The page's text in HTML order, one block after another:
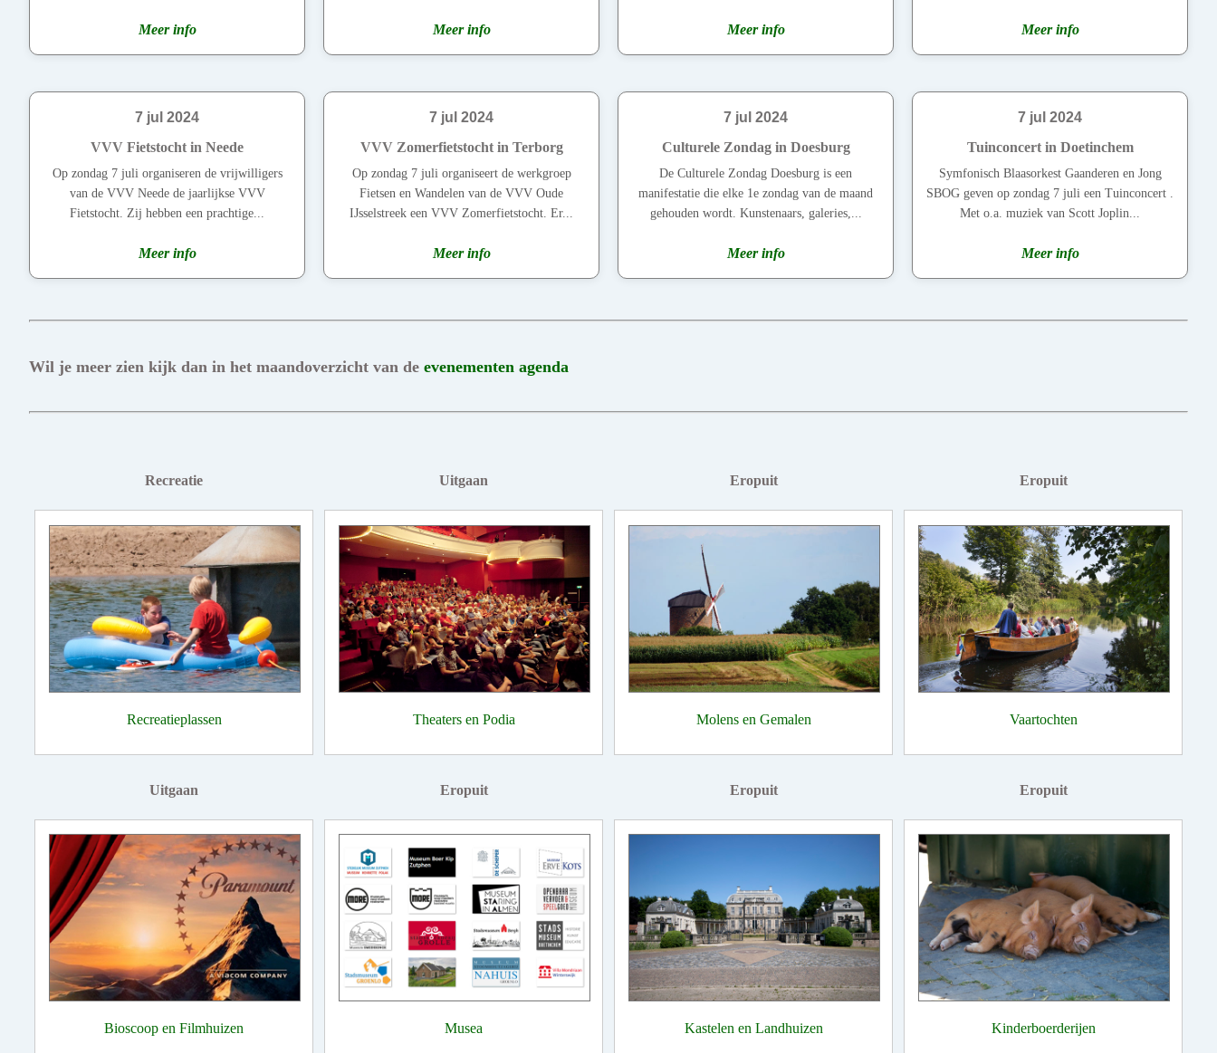
Meer info Meer info Meer info Meer info
7 jul 2024
VVV Fietstocht in Neede
Op zondag 7 juli organiseren de vrijwilligers
van de VVV Neede de jaarlijkse VVV
Fietstocht. Zij hebben een prachtige...
Meer info
7 jul 2024
VVV Zomerfietstocht in Terborg
Op zondag 7 juli organiseert de werkgroep
Fietsen en Wandelen van de VVV Oude
IJsselstreek een VVV Zomerfietstocht. Er...
Meer info
7 jul 2024
Culturele Zondag in Doesburg
De Culturele Zondag Doesburg is een
manifestatie die elke 1e zondag van de maand
gehouden wordt. Kunstenaars, galeries,...
Meer info
7 jul 2024
Tuinconcert in Doetinchem
Symfonisch Blaasorkest Gaanderen en Jong
SBOG geven op zondag 7 juli een Tuinconcert .
Met o.a. muziek van Scott Joplin...
Meer info
Wil je meer zien kijk dan in het maandoverzicht van de evenementen agenda
Recreatie
Recreatieplassen
Uitgaan
Theaters en Podia
Eropuit
Molens en Gemalen
Eropuit
Vaartochten
Uitgaan
Bioscoop en Filmhuizen
Eropuit
Musea
Eropuit
Kastelen en Landhuizen
Eropuit
Kinderboerderijen